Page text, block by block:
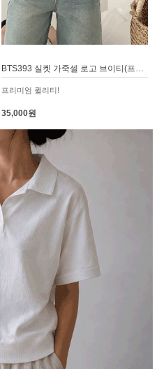
BTS393 실켓 가죽셀 로고 브이티(프리미엄실켓)
프리미엄 퀼리티!
35,000원